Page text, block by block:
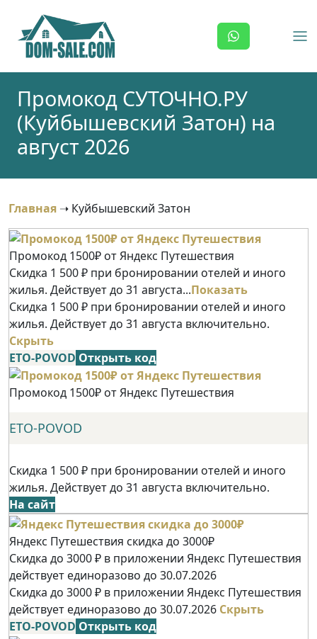
content
Промокод СУТОЧНО.РУ
(Куйбышевский Затон) на
август 2026
Главная ➝ Куйбышевский Затон
Промокод 1500₽ от Яндекс Путешествия
Скидка 1 500 ₽ при бронировании отелей и иного
жилья. Действует до 31 августа...Показать
Скидка 1 500 ₽ при бронировании отелей и иного
жилья. Действует до 31 августа включительно.
Скрыть
ETO-POVOD Открыть код
Промокод 1500₽ от Яндекс Путешествия
ETO-POVOD
Скидка 1 500 ₽ при бронировании отелей и иного
жилья. Действует до 31 августа включительно.
На сайт
Яндекс Путешествия скидка до 3000₽
Скидка до 3000 ₽ в приложении Яндекс Путешествия
действует единоразово до 30.07.2026
Скидка до 3000 ₽ в приложении Яндекс Путешествия
действует единоразово до 30.07.2026 Скрыть
ETO-POVOD Открыть код